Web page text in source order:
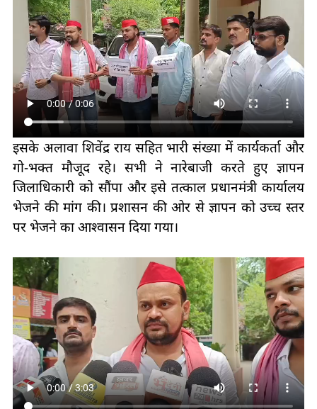
इसके अलावा शिवेंद्र राय सहित भारी संख्या में कार्यकर्ता और
गो-भक्त मौजूद रहे। सभी ने नारेबाजी करते हुए ज्ञापन
जिलाधिकारी को सौंपा और इसे तत्काल प्रधानमंत्री कार्यालय
भेजने की मांग की। प्रशासन की ओर से ज्ञापन को उच्च स्तर
पर भेजने का आश्वासन दिया गया।